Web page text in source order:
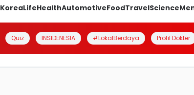
KoreaLifeHealthAutomotiveFoodTravelScience
Quiz INSIDENESIA #LokalBerdaya Profil Dokter